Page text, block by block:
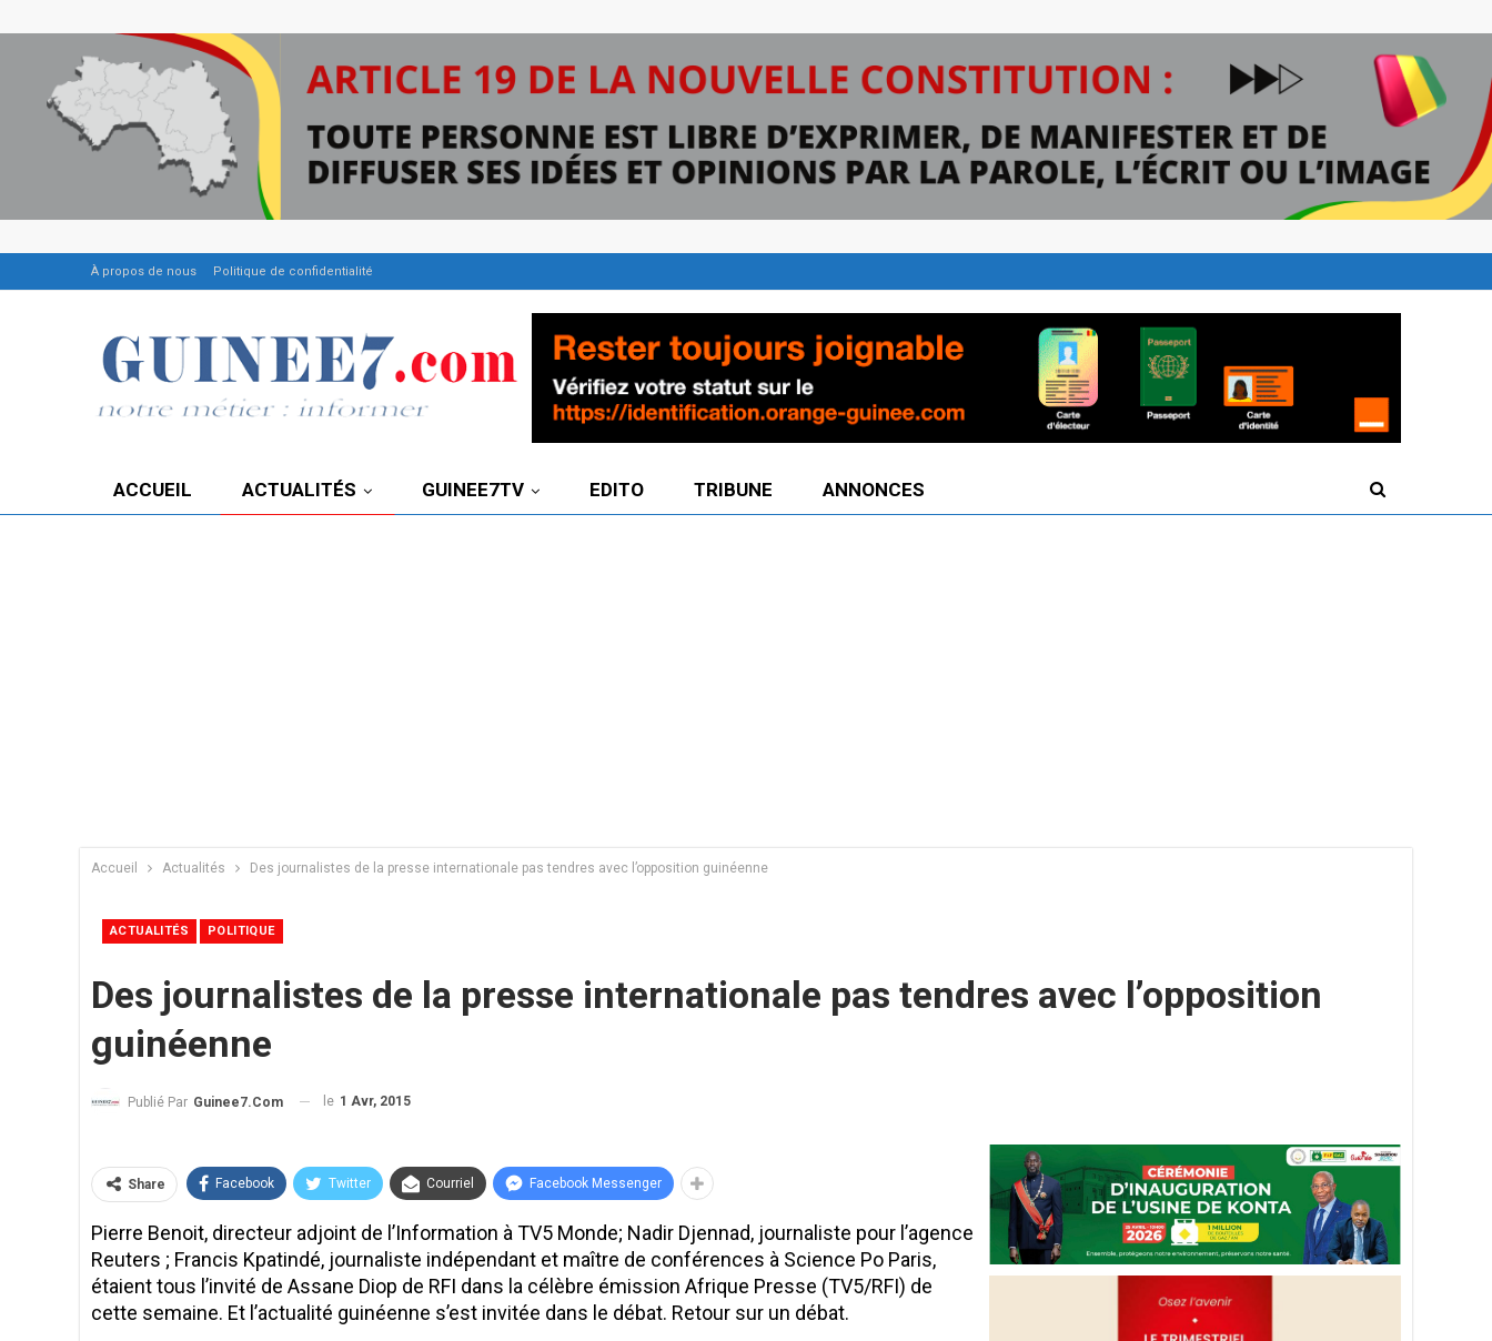
À propos de nous Politique de confidentialité
ACCUEIL ACTUALITÉS GUINEE7TV EDITO TRIBUNE ANNONCES
Accueil Actualités Des journalistes de la presse internationale pas tendres avec l’opposition guinéenne
ACTUALITÉS POLITIQUE
Des journalistes de la presse internationale pas tendres avec l’opposition
guinéenne
Publié Par Guinee7.com le 1 Avr, 2015
Share Facebook Twitter Courriel Facebook Messenger
Pierre Benoit, directeur adjoint de l’Information à TV5 Monde; Nadir Djennad, journaliste pour l’agence
Reuters ; Francis Kpatindé, journaliste indépendant et maître de conférences à Science Po Paris,
étaient tous l’invité de Assane Diop de RFI dans la célèbre émission Afrique Presse (TV5/RFI) de
cette semaine. Et l’actualité guinéenne s’est invitée dans le débat. Retour sur un débat.